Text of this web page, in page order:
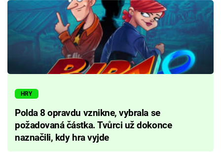
HRY
Polda 8 opravdu vznikne, vybrala se
požadovaná částka. Tvůrci už dokonce
naznačili, kdy hra vyjde